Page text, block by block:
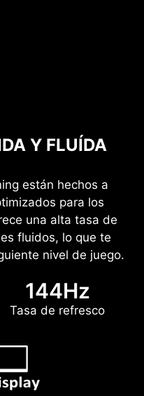
Y FLUÍDA
están hechos a
para los
una alta tasa de
fluidos, lo que te
nivel de juego.
144Hz
Tasa de refresco